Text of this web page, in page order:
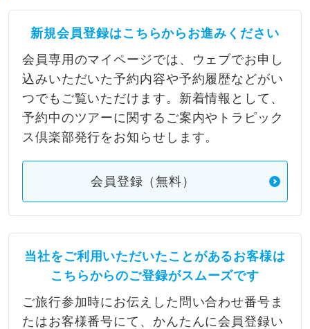
新規会員登録はこちらからお進みください
会員専用のマイページでは、ウェブでお申し
込みいただいた予約内容や予約履歴などがい
つでもご覧いただけます。新着情報として、
予約中のツアーに関するご案内やトラピック
ス倶楽部発行をお知らせします。
会員登録（無料）
当社をご利用いただいたことがあるお客様は
こちらからのご登録がスムーズです
ご旅行参加時にお伝えした問い合わせ番号ま
たはお客様番号にて、かんたんに会員登録い